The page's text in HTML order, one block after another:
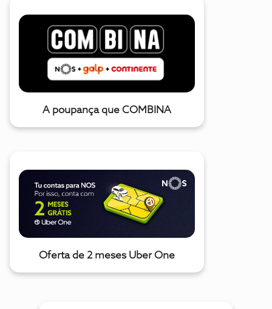
A poupança que COMBINA
Oferta de 2 meses Uber One